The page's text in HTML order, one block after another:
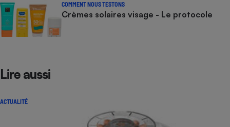
COMMENT NOUS TESTONS
Crèmes solaires visage - Le protocole
Lire aussi
ACTUALITÉ